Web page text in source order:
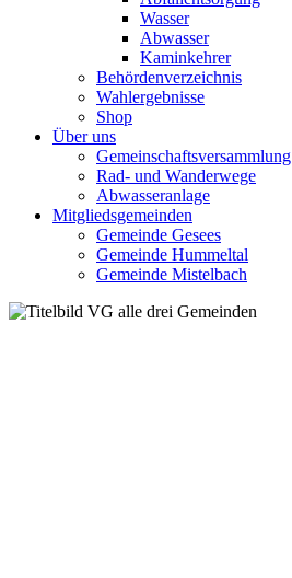
Wasser
Abwasser
Kaminkehrer
Behördenverzeichnis
Wahlergebnisse
Shop
Über uns
Gemeinschaftsversammlung
Rad- und Wanderwege
Abwasseranlage
Mitgliedsgemeinden
Gemeinde Gesees
Gemeinde Hummeltal
Gemeinde Mistelbach